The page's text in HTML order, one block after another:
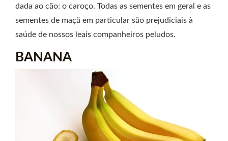
dada ao cão: o caroço. Todas as sementes em geral e as
sementes de maçã em particular são prejudiciais à
saúde de nossos leais companheiros peludos.
BANANA